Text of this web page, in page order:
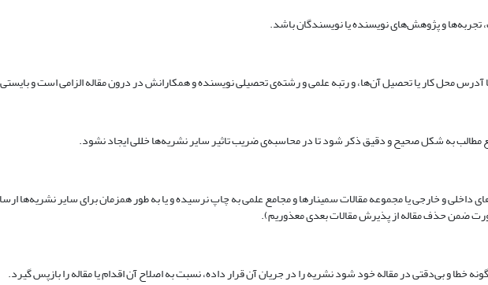
داخلی و خارجی یا مجموعه مقالات سمینارها و مجامع علمی‌ به چاپ نرسیده و یا به طور همزمان برای سایر نشریه‌ها
ضمن حذف مقاله از پذیرش مقالات بعدی معذوریم).